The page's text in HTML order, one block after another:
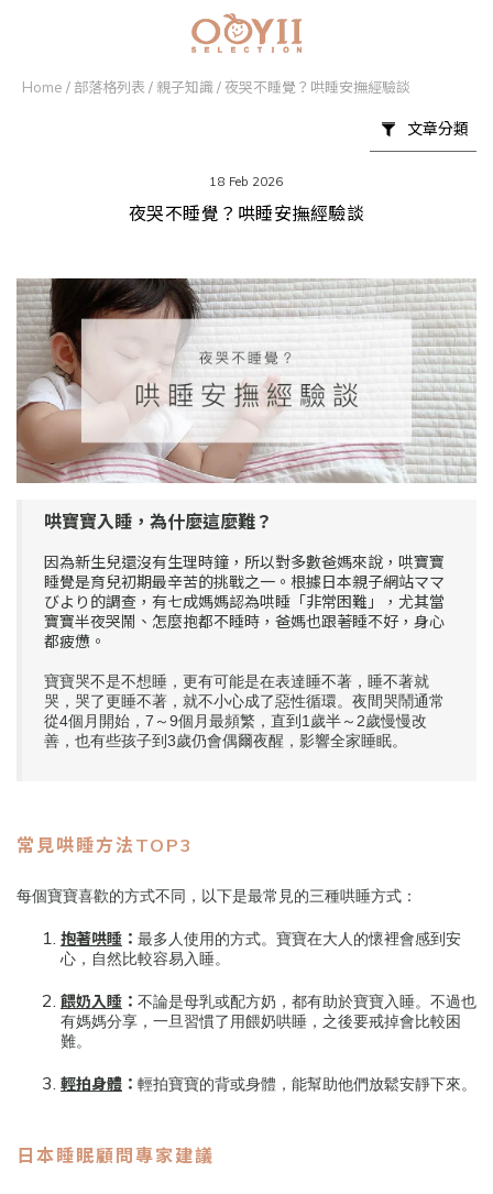
Home / 部落格列表 / 親子知識/夜哭不睡覺？哄睡安撫經驗談
文章分類
18 Feb 2026
夜哭不睡覺？哄睡安撫經驗談
哄寶寶入睡，為什麼這麼難？
因為新生兒還沒有生理時鐘，所以對多數爸媽來說，哄寶寶
睡覺是育兒初期最辛苦的挑戰之一。根據日本親子網站ママ
びより的調查，有七成媽媽認為哄睡「非常困難」，尤其當
寶寶半夜哭鬧、怎麼抱都不睡時，爸媽也跟著睡不好，身心
都疲憊。
寶寶哭不是不想睡，更有可能是在表達睡不著，睡不著就
哭，哭了更睡不著，就不小心成了惡性循環。夜間哭鬧通常
從4個月開始，7～9個月最頻繁，直到1歲半～2歲慢慢改
善，也有些孩子到3歲仍會偶爾夜醒，影響全家睡眠。
常見哄睡方法TOP3
每個寶寶喜歡的方式不同，以下是最常見的三種哄睡方式：
抱著哄睡 ： 最多人使用的方式。寶寶在大人的懷裡會感到安
心，自然比較容易入睡。
餵奶入睡 ： 不論是母乳或配方奶，都有助於寶寶入睡。不過也
有媽媽分享，一旦習慣了用餵奶哄睡，之後要戒掉會比較困
難。
輕拍身體 ： 輕拍寶寶的背或身體，能幫助他們放鬆安靜下來。
日本睡眠顧問專家建議